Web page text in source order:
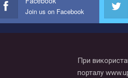
Join us on Facebook
При
порталу